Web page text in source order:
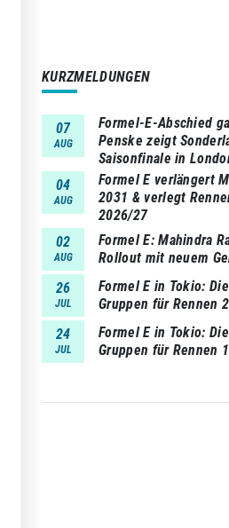
KURZMELDUNGEN
07
AUG
Formel-E-Abschied
Penske zeigt
Saisonfinale in
04
AUG
Formel E verlängert
2031 & verlegt
2026/27
02
AUG
Formel E: Mahindra
Rollout mit neuem
26
JUL
Formel E in Tokio:
Gruppen für Rennen
24
JUL
Formel E in Tokio:
Gruppen für Rennen